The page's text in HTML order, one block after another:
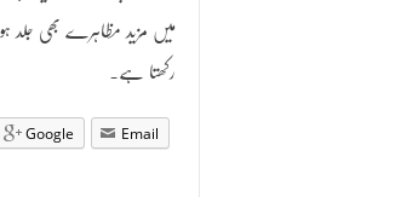
میں مزید مظاہرے بھی جلد
رکھتا ہے۔
Google Email